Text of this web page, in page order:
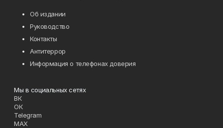
Об издании
Руководство
Контакты
Антитеррор
Информация о телефонах доверия
Мы в социальных сетях
ВК
ОК
Telegram
MAX